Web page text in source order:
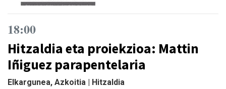
18:00
Hitzaldia eta proiekzioa: Mattin
Iñiguez parapentelaria
Elkargunea, Azkoitia | Hitzaldia